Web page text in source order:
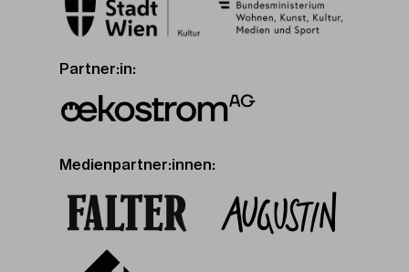
Partner:in:
Medienpartner:innen: